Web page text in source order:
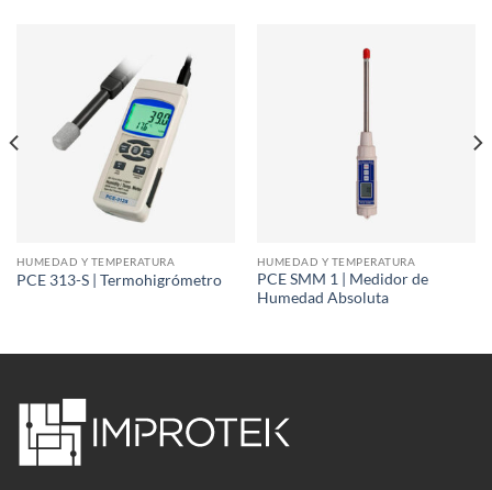
HUMEDAD Y TEMPERATURA
PCE 313-S | Termohigrómetro
HUMEDAD Y TEMPERATURA
PCE SMM 1 | Medidor de
Humedad Absoluta